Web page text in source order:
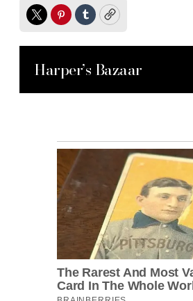
TwitterPinterest
TumblrCopy
Harper’s Bazaar